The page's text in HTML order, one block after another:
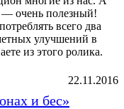
— очень полезный!
всего два
улучшений в
из этого ролика.
22.11.2016
и бес»